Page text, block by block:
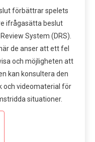
förbättrar spelets
ifrågasätta beslut
System (DRS).
de anser att ett fel
och möjligheten att
kan konsultera den
och videomaterial för
situationer.